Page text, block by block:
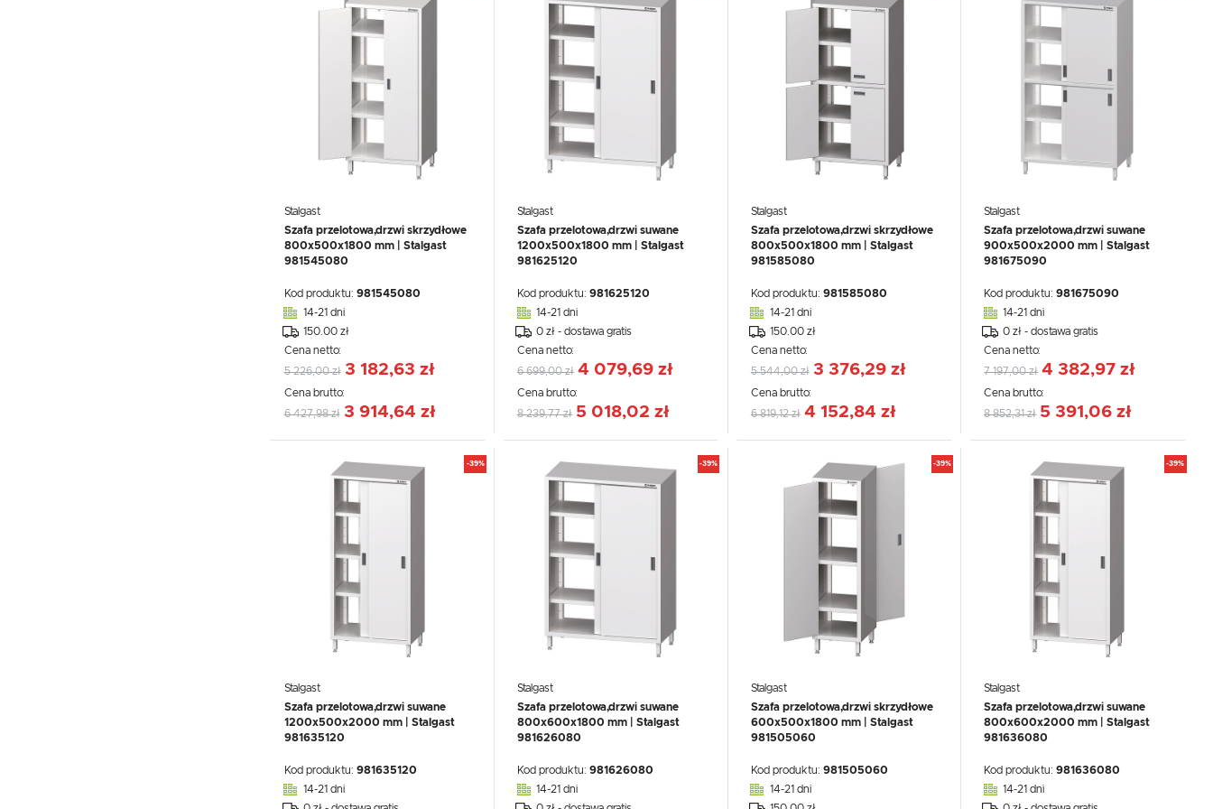
Stalgast
Szafa przelotowa,drzwi skrzydłowe
800x500x1800 mm | Stalgast
981545080
Kod produktu: 981545080
14-21 dni
150.00 zł
Cena netto:
5 226,00 zł 3 182,63 zł
Cena brutto:
6 427,98 zł 3 914,64 zł
Stalgast
Szafa przelotowa,drzwi suwane
1200x500x1800 mm | Stalgast
981625120
Kod produktu:981625120
14-21 dni
0 zł - dostawa gratis
Cena netto:
6 699,00 zł 4 079,69 zł
Cena brutto:
8 239,77 zł 5 018,02 zł
Stalgast
Szafa przelotowa,drzwi skrzydłowe
800x500x1800 mm | Stalgast
981585080
Kod produktu: 981585080
14-21 dni
150.00 zł
Cena netto:
5 544,00 zł 3 376,29 zł
Cena brutto:
6 819,12 zł 4 152,84 zł
Stalgast
Szafa przelotowa,drzwi suwane
900x500x2000 mm | Stalgast
981675090
Kod produktu:981675090
14-21 dni
0 zł - dostawa gratis
Cena netto:
7 197,00 zł 4 382,97 zł
Cena brutto:
8 852,31 zł 5 391,06 zł
-39%
Stalgast
Szafa przelotowa,drzwi suwane
1200x500x2000 mm | Stalgast
981635120
Kod produktu: 981635120
14-21 dni
-39%
Stalgast
Szafa przelotowa,drzwi suwane
800x600x1800 mm | Stalgast
981626080
Kod produktu:981626080
14-21 dni
-39%
Stalgast
Szafa przelotowa,drzwi skrzydłowe
600x500x1800 mm | Stalgast
981505060
Kod produktu: 981505060
14-21 dni
-39%
Stalgast
Szafa przelotowa,drzwi suwane
800x600x2000 mm | Stalgast
981636080
Kod produktu:981636080
14-21 dni